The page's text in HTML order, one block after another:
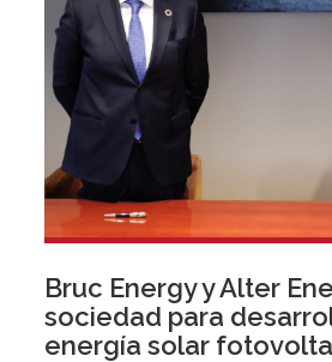
Bruc Energy y Alter
sociedad para
energía solar